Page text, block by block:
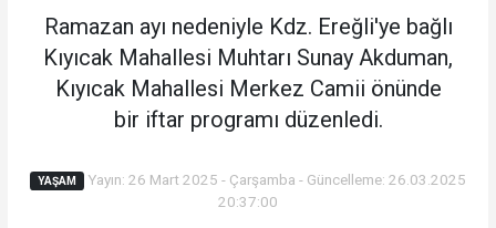
Ramazan ayı nedeniyle Kdz. Ereğli'ye bağlı
Kıyıcak Mahallesi Muhtarı Sunay Akduman,
Kıyıcak Mahallesi Merkez Camii önünde
bir iftar programı düzenledi.
YAŞAM
Yayın: 26 Mart 2025 - Çarşamba - Güncelleme: 26.03.2025
20:37:00